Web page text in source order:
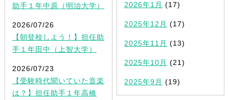
助手１年中原（明治大学）
2026/07/26
【朝登校しよう！】担任助
手１年田中（上智大学）
2026/07/23
【受験時代聞いていた音楽
は？】担任助手１年高橋
2026年1月 (17)
2025年12月 (17)
2025年11月 (13)
2025年10月 (21)
2025年9月 (19)